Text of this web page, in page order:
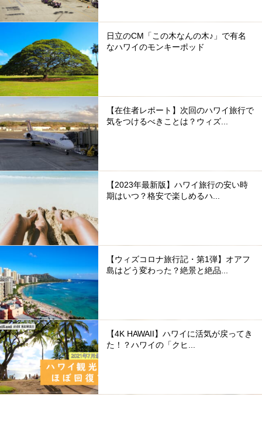
日立のCM「この木なんの木♪」で有名
なハワイのモンキーポッド
【在住者レポート】次回のハワイ旅行で
気をつけるべきことは？ウィズ...
【2023年最新版】ハワイ旅行の安い時
期はいつ？格安で楽しめるハ...
【ウィズコロナ旅行記・第1弾】オアフ
島はどう変わった？絶景と絶品...
【4K HAWAII】ハワイに活気が戻ってき
た！？ハワイの「クヒ...